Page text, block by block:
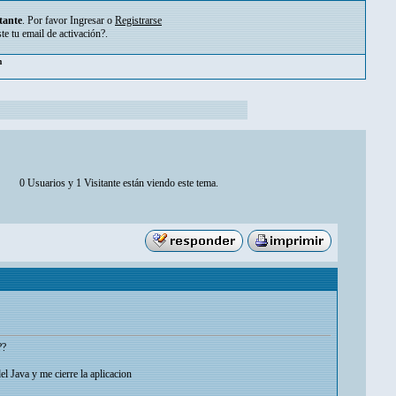
. Por favor Ingresar o Registrarse
tu email de activación?.
0 Usuarios y 1 Visitante están viendo este tema.
Java y me cierre la aplicacion